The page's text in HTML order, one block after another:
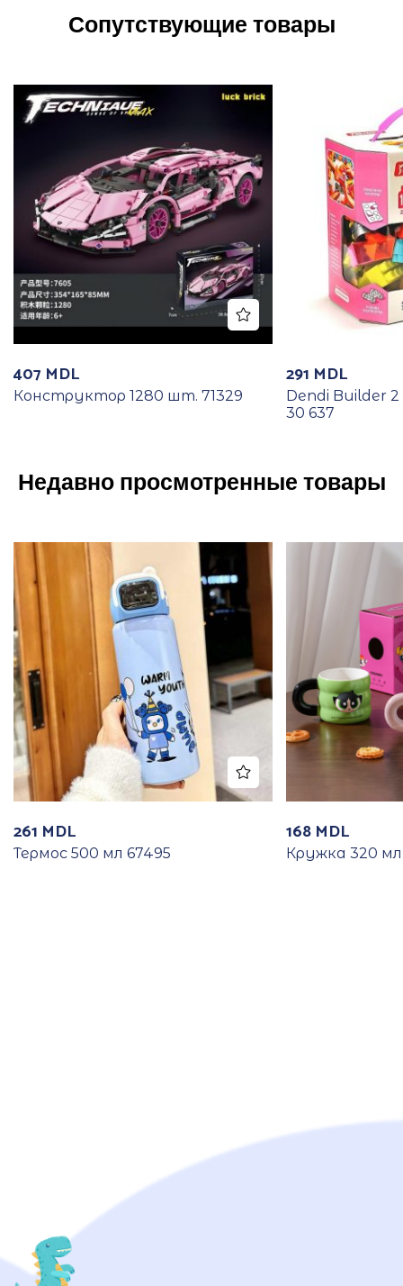
Сопутствующие товары
407 MDL
Конструктор 1280 шт. 71329
291 MDL
Dendi Builder
30 637
Недавно просмотренные товары
261 MDL
Термос 500 мл 67495
168 MDL
Кружка 320 мл